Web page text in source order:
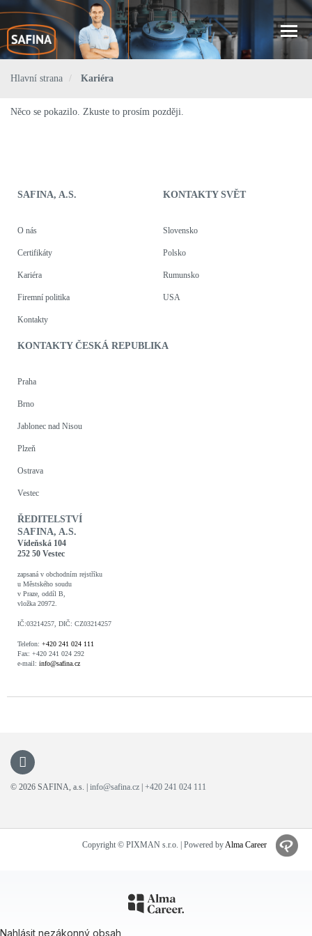
Hlavní strana Kariéra
Něco se pokazilo. Zkuste to prosím později.
SAFINA, A.S.
O nás
Certifikáty
Kariéra
Firemní politika
Kontakty
KONTAKTY SVĚT
Slovensko
Polsko
Rumunsko
USA
KONTAKTY ČESKÁ REPUBLIKA
Praha
Brno
Jablonec nad Nisou
Plzeň
Ostrava
Vestec
ŘEDITELSTVÍ
SAFINA, A.S.
Vídeňská 104
252 50 Vestec
zapsaná v obchodním rejstříku
u Městského soudu
v Praze, oddíl B,
vložka 20972.
IČ:03214257, DIČ: CZ03214257
Telefon: +420 241 024 111
Fax: +420 241 024 292
e-mail: info@safina.cz
© 2026 SAFINA, a.s. | info@safina.cz +420 241 024 111
Copyright © PIXMAN s.r.o. | Powered byAlma Career
Nahlásit nezákonný obsah